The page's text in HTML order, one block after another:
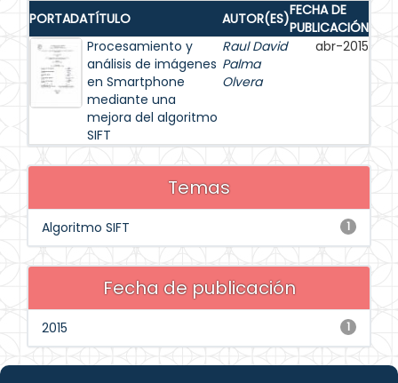
PORTADATÍTULO AUTOR(ES)FECHA DE
PUBLICACIÓN
Procesamiento y
análisis de imágenes
en Smartphone
mediante una
mejora del algoritmo
SIFT
Raul David
Palma
Olvera
abr-2015
Temas
1
Algoritmo SIFT
Fecha de publicación
1
2015